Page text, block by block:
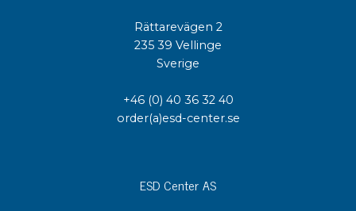
Rättarevägen 2
235 39 Vellinge
Sverige
+46 (0) 40 36 32 40
order(a)esd-center.se
ESD Center AS